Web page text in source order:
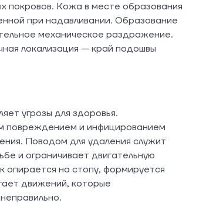
покровов. Кожа в месте образования
при надавливании. Образование
механическое раздражение.
локализация — край подошвы
угрозы для здоровья.
повреждением и инфицированием
Поводом для удаления служит
и ограничивает двигательную
опирается на стопу, формируется
движений, которые